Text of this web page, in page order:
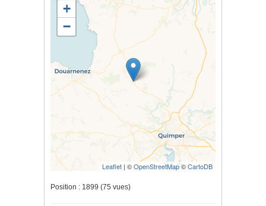
+
−
Leaflet | ©OpenStreetMap©CartoDB
Position : 1899 (75 vues)